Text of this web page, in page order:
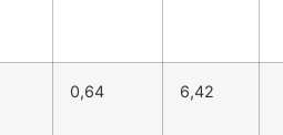
0,64 6,42